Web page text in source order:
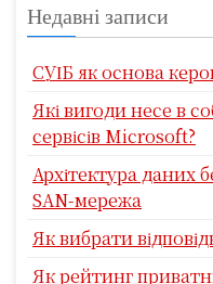
Недавні записи
СУІБ як основа
Які вигоди несе в
сервісів Microsoft?
Архітектура даних
SAN-мережа
Як вибрати
Як рейтинг